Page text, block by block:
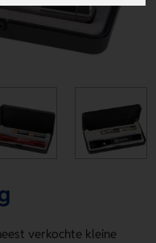
verkochte kleine